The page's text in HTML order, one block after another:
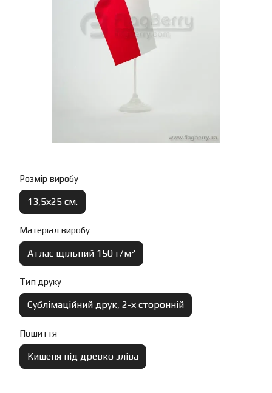
Розмір виробу
13,5х25 см.
Матеріал виробу
Атлас щільний 150 г/м²
Тип друку
Сублімаційний друк, 2-х сторонній
Пошиття
Кишеня під древко зліва